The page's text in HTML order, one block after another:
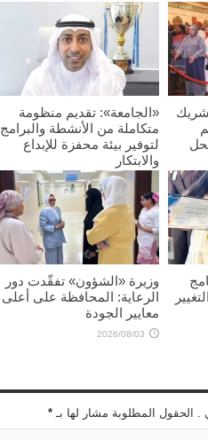
شريك
«الجامعة»: تقديم منظومة
متكاملة من الأنشطة والبرامج
لتوفير بيئة محفزة للإبداع
والابتكار
2026/08/03
وزيرة «الشؤون» تفقّدت دور
الرعاية: المحافظة على أعلى
معايير الجودة
2026/08/03
. الحقول المطلوبة مشار لها بـ *